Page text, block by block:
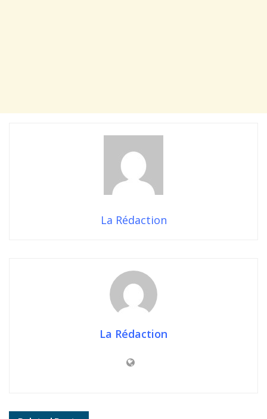
La Rédaction
La Rédaction